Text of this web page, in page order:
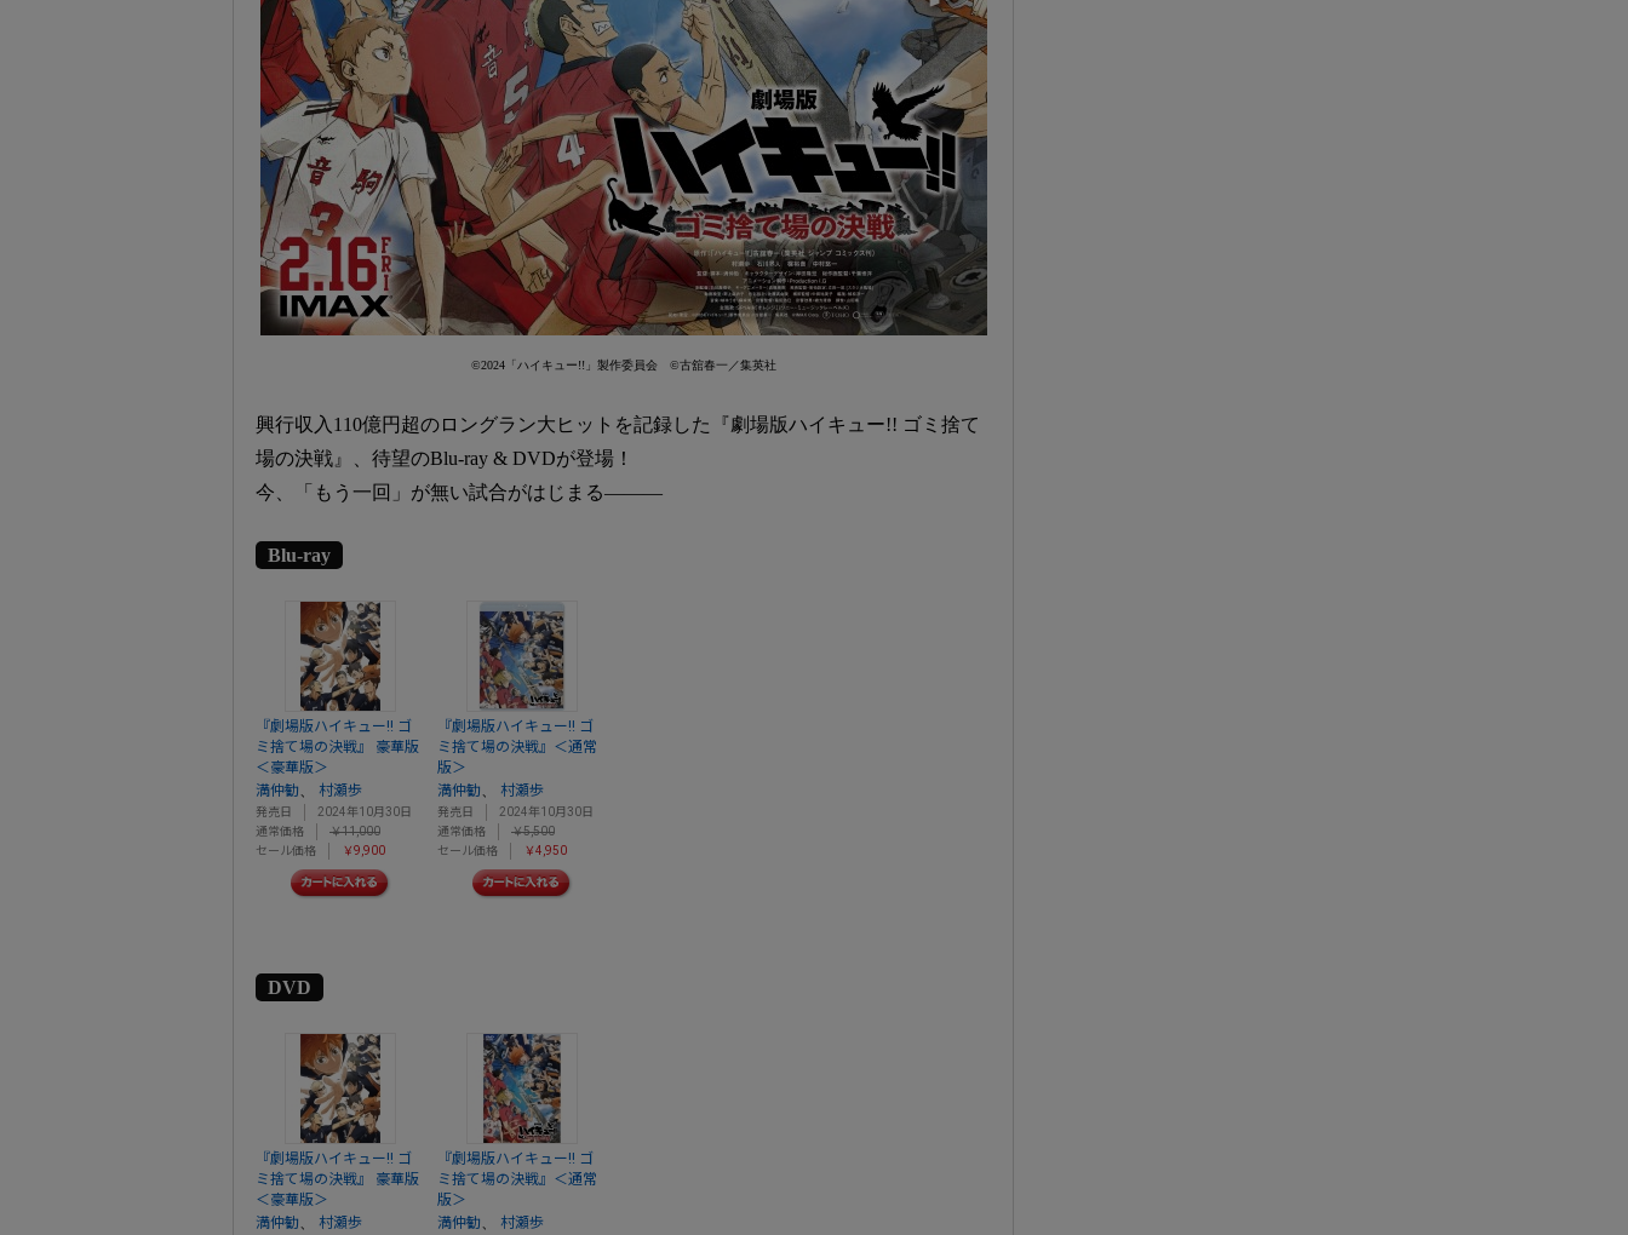
©2024「ハイキュー!!」製作委員会 ©古舘春一／集英社
興行収入110億円超のロングラン大ヒットを記録した『劇場版ハイキュー!! ゴミ捨て
場の決戦』、待望のBlu-ray & DVDが登場！
今、「もう一回」が無い試合がはじまる―――
Blu-ray
『劇場版ハイキュー!! ゴ
ミ捨て場の決戦』 豪華版
＜豪華版＞
満仲勧、 村瀬歩
発売日
2024年10月30日
通常価格
￥11,000
セール価格
￥9,900
『劇場版ハイキュー!! ゴ
ミ捨て場の決戦』＜通常
版＞
満仲勧、 村瀬歩
発売日
2024年10月30日
通常価格
￥5,500
セール価格
￥4,950
DVD
『劇場版ハイキュー!! ゴ
ミ捨て場の決戦』 豪華版
＜豪華版＞
満仲勧
村瀬歩
『劇場版ハイキュー!! ゴ
ミ捨て場の決戦』＜通常
版＞
満仲勧
村瀬歩